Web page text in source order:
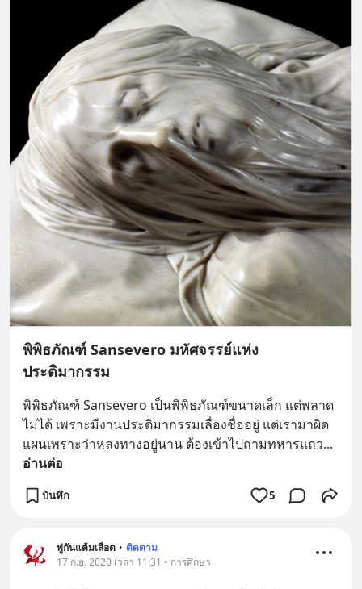
พิพิธภัณฑ์ Sansevero มหัศจรรย์แห่ง
ประติมากรรม
พิพิธภัณฑ์ Sansevero เป็นพิพิธภัณฑ์ขนาดเล็ก แต่พลาด
ไม่ได้ เพราะมีงานประติมากรรมเลื่องชื่ออยู่ แต่เรามาผิด
แผนเพราะว่าหลงทางอยู่นาน ต้องเข้าไปถามทหารแถว
อ่านต่อ
บันทึก 5
พู่กันแต้มเลือด • ติดตาม
17 ก.ย. 2020 เวลา 11:31 • การศึกษา